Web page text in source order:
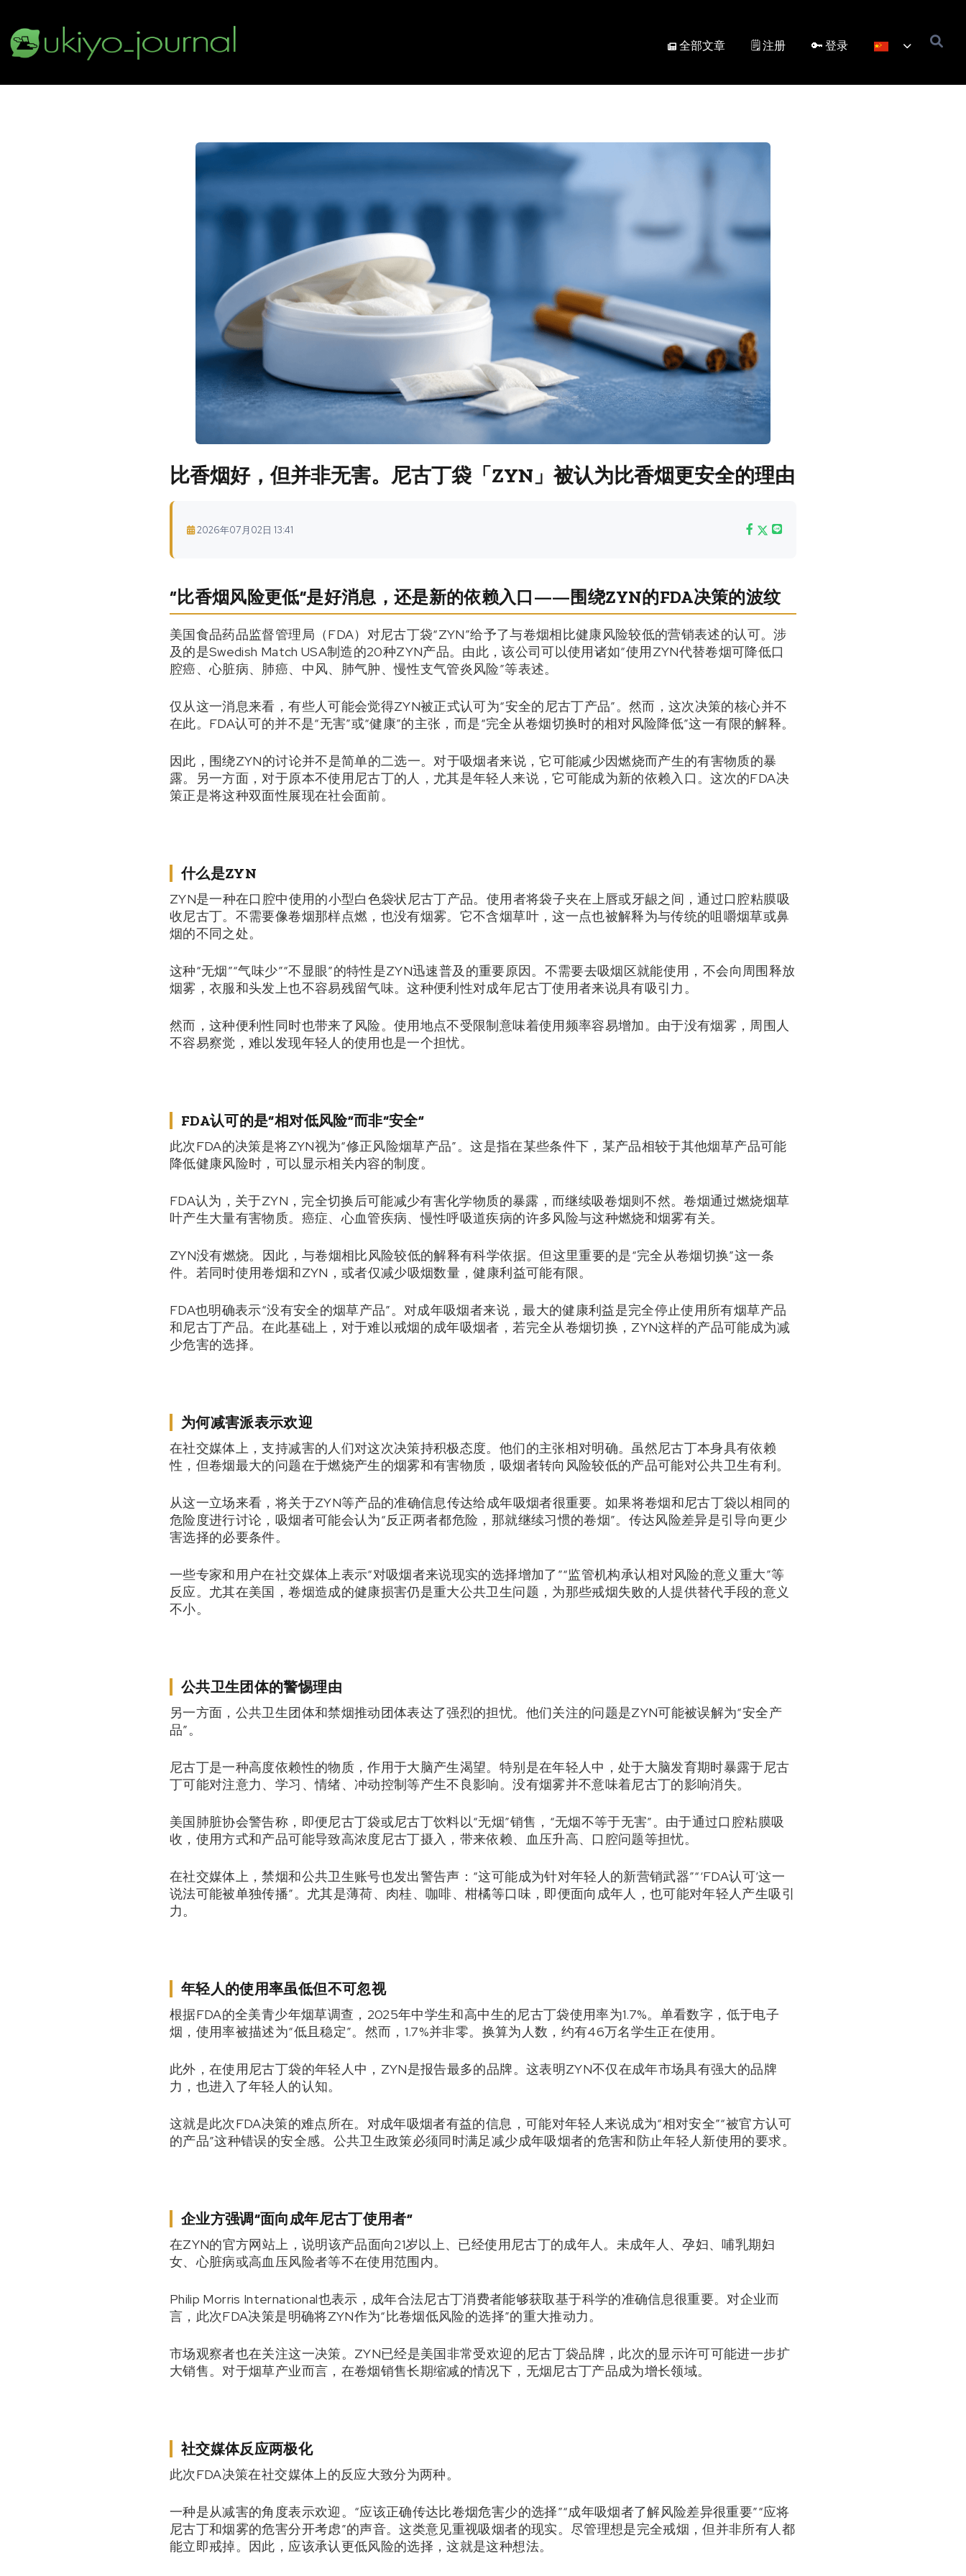
全部文章 🗒️ 注册 🔑 登录
比香烟好，但并非无害。尼古丁袋「ZYN」被认为比香烟更安全的理由
2026年07月02日 13:41
“比香烟风险更低”是好消息，还是新的依赖入口——围绕ZYN的FDA决策的波纹
美国食品药品监督管理局（FDA）对尼古丁袋“ZYN”给予了与卷烟相比健康风险较低的营销表述的认可。涉
及的是Swedish Match USA制造的20种ZYN产品。由此，该公司可以使用诸如“使用ZYN代替卷烟可降低口
腔癌、心脏病、肺癌、中风、肺气肿、慢性支气管炎风险”等表述。
仅从这一消息来看，有些人可能会觉得ZYN被正式认可为“安全的尼古丁产品”。然而，这次决策的核心并不
在此。FDA认可的并不是“无害”或“健康”的主张，而是“完全从卷烟切换时的相对风险降低”这一有限的解释。
因此，围绕ZYN的讨论并不是简单的二选一。对于吸烟者来说，它可能减少因燃烧而产生的有害物质的暴
露。另一方面，对于原本不使用尼古丁的人，尤其是年轻人来说，它可能成为新的依赖入口。这次的FDA决
策正是将这种双面性展现在社会面前。
什么是ZYN
ZYN是一种在口腔中使用的小型白色袋状尼古丁产品。使用者将袋子夹在上唇或牙龈之间，通过口腔粘膜吸
收尼古丁。不需要像卷烟那样点燃，也没有烟雾。它不含烟草叶，这一点也被解释为与传统的咀嚼烟草或鼻
烟的不同之处。
这种“无烟”“气味少”“不显眼”的特性是ZYN迅速普及的重要原因。不需要去吸烟区就能使用，不会向周围释放
烟雾，衣服和头发上也不容易残留气味。这种便利性对成年尼古丁使用者来说具有吸引力。
然而，这种便利性同时也带来了风险。使用地点不受限制意味着使用频率容易增加。由于没有烟雾，周围人
不容易察觉，难以发现年轻人的使用也是一个担忧。
FDA认可的是“相对低风险”而非“安全”
此次FDA的决策是将ZYN视为“修正风险烟草产品”。这是指在某些条件下，某产品相较于其他烟草产品可能
降低健康风险时，可以显示相关内容的制度。
FDA认为，关于ZYN，完全切换后可能减少有害化学物质的暴露，而继续吸卷烟则不然。卷烟通过燃烧烟草
叶产生大量有害物质。癌症、心血管疾病、慢性呼吸道疾病的许多风险与这种燃烧和烟雾有关。
ZYN没有燃烧。因此，与卷烟相比风险较低的解释有科学依据。但这里重要的是“完全从卷烟切换”这一条
件。若同时使用卷烟和ZYN，或者仅减少吸烟数量，健康利益可能有限。
FDA也明确表示“没有安全的烟草产品”。对成年吸烟者来说，最大的健康利益是完全停止使用所有烟草产品
和尼古丁产品。在此基础上，对于难以戒烟的成年吸烟者，若完全从卷烟切换，ZYN这样的产品可能成为减
少危害的选择。
为何减害派表示欢迎
在社交媒体上，支持减害的人们对这次决策持积极态度。他们的主张相对明确。虽然尼古丁本身具有依赖
性，但卷烟最大的问题在于燃烧产生的烟雾和有害物质，吸烟者转向风险较低的产品可能对公共卫生有利。
从这一立场来看，将关于ZYN等产品的准确信息传达给成年吸烟者很重要。如果将卷烟和尼古丁袋以相同的
危险度进行讨论，吸烟者可能会认为“反正两者都危险，那就继续习惯的卷烟”。传达风险差异是引导向更少
害选择的必要条件。
一些专家和用户在社交媒体上表示“对吸烟者来说现实的选择增加了”“监管机构承认相对风险的意义重大”等
反应。尤其在美国，卷烟造成的健康损害仍是重大公共卫生问题，为那些戒烟失败的人提供替代手段的意义
不小。
公共卫生团体的警惕理由
另一方面，公共卫生团体和禁烟推动团体表达了强烈的担忧。他们关注的问题是ZYN可能被误解为“安全产
品”。
尼古丁是一种高度依赖性的物质，作用于大脑产生渴望。特别是在年轻人中，处于大脑发育期时暴露于尼古
丁可能对注意力、学习、情绪、冲动控制等产生不良影响。没有烟雾并不意味着尼古丁的影响消失。
美国肺脏协会警告称，即便尼古丁袋或尼古丁饮料以“无烟”销售，“无烟不等于无害”。由于通过口腔粘膜吸
收，使用方式和产品可能导致高浓度尼古丁摄入，带来依赖、血压升高、口腔问题等担忧。
在社交媒体上，禁烟和公共卫生账号也发出警告声：“这可能成为针对年轻人的新营销武器”“‘FDA认可’这一
说法可能被单独传播”。尤其是薄荷、肉桂、咖啡、柑橘等口味，即便面向成年人，也可能对年轻人产生吸引
力。
年轻人的使用率虽低但不可忽视
根据FDA的全美青少年烟草调查，2025年中学生和高中生的尼古丁袋使用率为1.7%。单看数字，低于电子
烟，使用率被描述为“低且稳定”。然而，1.7%并非零。换算为人数，约有46万名学生正在使用。
此外，在使用尼古丁袋的年轻人中，ZYN是报告最多的品牌。这表明ZYN不仅在成年市场具有强大的品牌
力，也进入了年轻人的认知。
这就是此次FDA决策的难点所在。对成年吸烟者有益的信息，可能对年轻人来说成为“相对安全”“被官方认可
的产品”这种错误的安全感。公共卫生政策必须同时满足减少成年吸烟者的危害和防止年轻人新使用的要求。
企业方强调“面向成年尼古丁使用者”
在ZYN的官方网站上，说明该产品面向21岁以上、已经使用尼古丁的成年人。未成年人、孕妇、哺乳期妇
女、心脏病或高血压风险者等不在使用范围内。
Philip Morris International也表示，成年合法尼古丁消费者能够获取基于科学的准确信息很重要。对企业而
言，此次FDA决策是明确将ZYN作为“比卷烟低风险的选择”的重大推动力。
市场观察者也在关注这一决策。ZYN已经是美国非常受欢迎的尼古丁袋品牌，此次的显示许可可能进一步扩
大销售。对于烟草产业而言，在卷烟销售长期缩减的情况下，无烟尼古丁产品成为增长领域。
社交媒体反应两极化
此次FDA决策在社交媒体上的反应大致分为两种。
一种是从减害的角度表示欢迎。“应该正确传达比卷烟危害少的选择”“成年吸烟者了解风险差异很重要”“应将
尼古丁和烟雾的危害分开考虑”的声音。这类意见重视吸烟者的现实。尽管理想是完全戒烟，但并非所有人都
能立即戒掉。因此，应该承认更低风险的选择，这就是这种想法。